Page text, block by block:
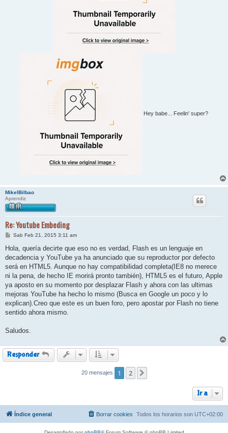
Hey babe... Feelin' super?
MikelBilbao
Aprendiz
Re: Youtube Embeding
M
n
a
j
Sab Feb 21, 2015 3:11 am
Hola, quería decirte que eso no es verdad, Flash es un lenguaje en
decadencia y YouTube ya ha anunciado que su reproductor por defecto
será en HTML5. Aunque no hay compatibilidad completa(IE8 no merece
ni la pena, de hecho IE morirá pronto también), HTML5 es el futuro, Apple
ya aposto en su momento por desplazar Flash y ahora con las ultimas
mejoras YouTube ha hecho lo mismo (Busca en Google un poco y lo
explican).Creo que este es un buen foro, pero apostar por Flash no tiene
sentido ahora mismo.
Saludos.
Responder
20 mensajes 1 2
Ir a
Índice general Todos los horarios son UTC+02:00
Borrar cookies